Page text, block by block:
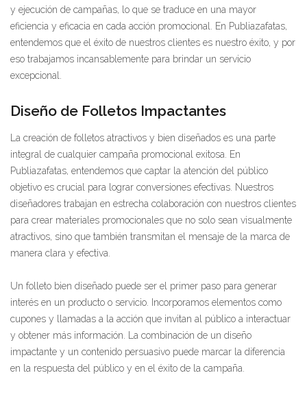
y ejecución de campañas, lo que se traduce en una mayor
eficiencia y eficacia en cada acción promocional. En Publiazafatas,
entendemos que el éxito de nuestros clientes es nuestro éxito, y por
eso trabajamos incansablemente para brindar un servicio
excepcional.
Diseño de Folletos Impactantes
La creación de folletos atractivos y bien diseñados es una parte
integral de cualquier campaña promocional exitosa. En
Publiazafatas, entendemos que captar la atención del público
objetivo es crucial para lograr conversiones efectivas. Nuestros
diseñadores trabajan en estrecha colaboración con nuestros clientes
para crear materiales promocionales que no solo sean visualmente
atractivos, sino que también transmitan el mensaje de la marca de
manera clara y efectiva.
Un folleto bien diseñado puede ser el primer paso para generar
interés en un producto o servicio. Incorporamos elementos como
cupones y llamadas a la acción que invitan al público a interactuar
y obtener más información. La combinación de un diseño
impactante y un contenido persuasivo puede marcar la diferencia
en la respuesta del público y en el éxito de la campaña.